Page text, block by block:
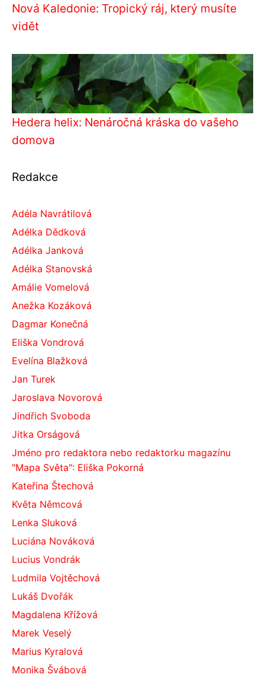
Nová Kaledonie: Tropický ráj, který musíte
vidět
Hedera helix: Nenáročná kráska do vašeho
domova
Redakce
Adéla Navrátilová
Adélka Dědková
Adélka Janková
Adélka Stanovská
Amálie Vomelová
Anežka Kozáková
Dagmar Konečná
Eliška Vondrová
Evelína Blažková
Jan Turek
Jaroslava Novorová
Jindřich Svoboda
Jitka Orságová
Jméno pro redaktora nebo redaktorku magazínu
"Mapa Světa": Eliška Pokorná
Kateřina Štechová
Květa Němcová
Lenka Sluková
Luciána Nováková
Lucius Vondrák
Ludmila Vojtěchová
Lukáš Dvořák
Magdalena Křížová
Marek Veselý
Marius Kyralová
Monika Švábová